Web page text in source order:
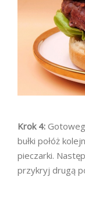
Krok 4:
bułki połóż
pieczarki.
przykryj drugą